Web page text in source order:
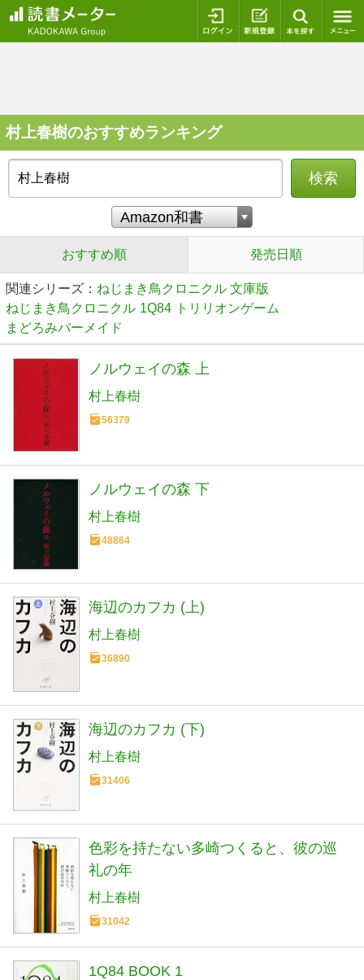
ログイン 新規登録
村上春樹のおすすめランキング
検索
おすすめ順 発売日順
関連シリーズ： ねじまき鳥クロニクル 文庫版
ねじまき鳥クロニクル 1Q84
トリリオンゲーム
まどろみバーメイド
ノルウェイの森 上
村上春樹
56379
ノルウェイの森 下
村上春樹
48864
海辺のカフカ (上)
村上春樹
36890
海辺のカフカ (下)
村上春樹
31406
色彩を持たない多崎つくると、彼の巡
礼の年
村上春樹
31042
1Q84 BOOK 1